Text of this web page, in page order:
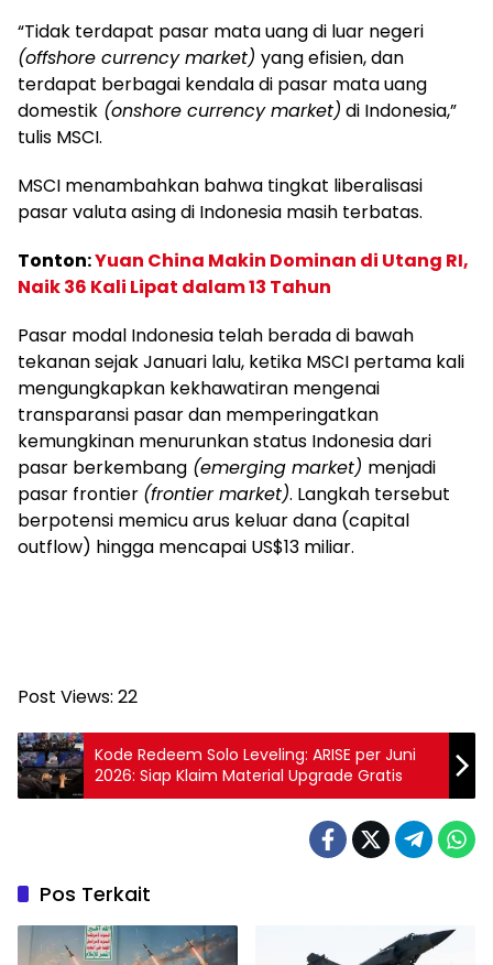
“Tidak terdapat pasar mata uang di luar negeri
(offshore currency market) yang efisien, dan
terdapat berbagai kendala di pasar mata uang
domestik (onshore currency market) di Indonesia,”
tulis MSCI.
MSCI menambahkan bahwa tingkat liberalisasi
pasar valuta asing di Indonesia masih terbatas.
Tonton:Yuan China Makin Dominan di Utang RI,
Naik 36 Kali Lipat dalam 13 Tahun
Pasar modal Indonesia telah berada di bawah
tekanan sejak Januari lalu, ketika MSCI pertama kali
mengungkapkan kekhawatiran mengenai
transparansi pasar dan memperingatkan
kemungkinan menurunkan status Indonesia dari
pasar berkembang (emerging market) menjadi
pasar frontier (frontier market). Langkah tersebut
berpotensi memicu arus keluar dana (capital
outflow) hingga mencapai US$13 miliar.
Post Views: 22
Kode Redeem Solo Leveling: ARISE per Juni
2026: Siap Klaim Material Upgrade Gratis
Pos Terkait